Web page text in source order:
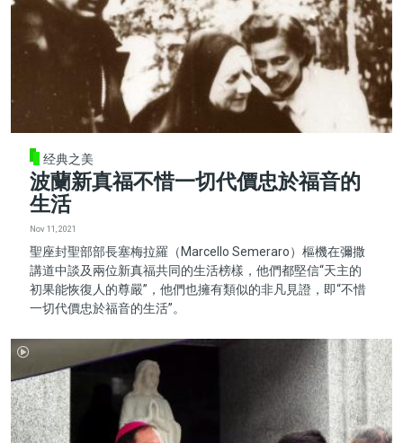
经典之美
波蘭新真福不惜一切代價忠於福音的
生活
Nov 11, 2021
聖座封聖部部長塞梅拉羅（Marcello Semeraro）樞機在彌撒
講道中談及兩位新真福共同的生活榜樣，他們都堅信“天主的
初果能恢復人的尊嚴”，他們也擁有類似的非凡見證，即“不惜
一切代價忠於福音的生活”。